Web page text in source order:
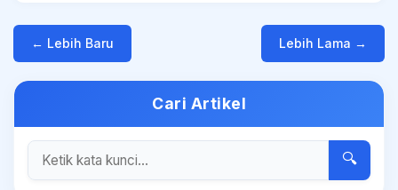
← Lebih Baru Lebih Lama →
Cari Artikel
🔍